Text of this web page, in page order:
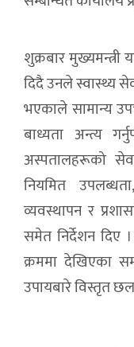
शुक्रबार मुख्यमन्त्री
दिदै उनले स्वास्थ्य
भएकाले सामान्य
बाध्यता अन्त्य
अस्पतालहरूको
नियमित
व्यवस्थापन र
समेत निर्देशन दिए
क्रममा देखिएका
उपायबारे विस्तृत